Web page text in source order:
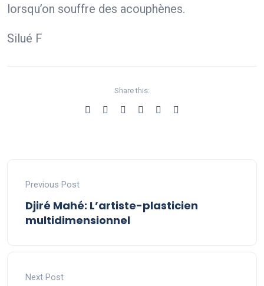
lorsqu’on souffre des acouphènes.
Silué F
Share this:
Previous Post
Djiré Mahé: L’artiste-plasticien
multidimensionnel
Next Post